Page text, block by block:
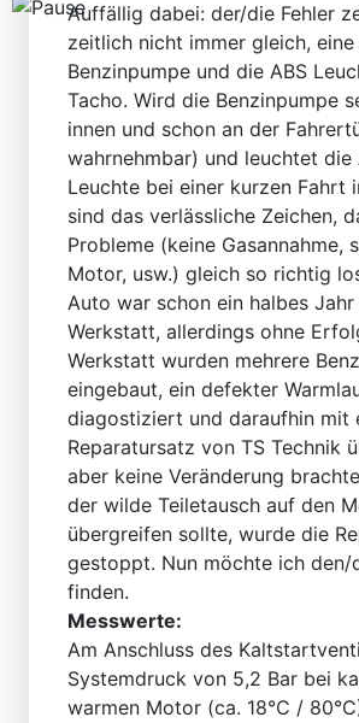
Auffällig dabei: der/die Fehler
zeitlich nicht immer gleich,
Benzinpumpe und die ABS
Tacho. Wird die Benzinpumpe
innen und schon an der
wahrnehmbar) und leuchtet die
Leuchte bei einer kurzen Fahrt
sind das verlässliche Zeichen,
Probleme (keine Gasannahme,
Motor, usw.) gleich so richtig
Auto war schon ein halbes Jahr
Werkstatt, allerdings ohne
Werkstatt wurden mehrere
eingebaut, ein defekter
diagostiziert und daraufhin mit
Reparatursatz von TS Technik
aber keine Veränderung
der wilde Teiletausch auf den
übergreifen sollte, wurde die
gestoppt. Nun möchte ich den/
finden.
Messwerte:
Am Anschluss des
Systemdruck von 5,2 Bar bei
warmen Motor (ca. 18°C /